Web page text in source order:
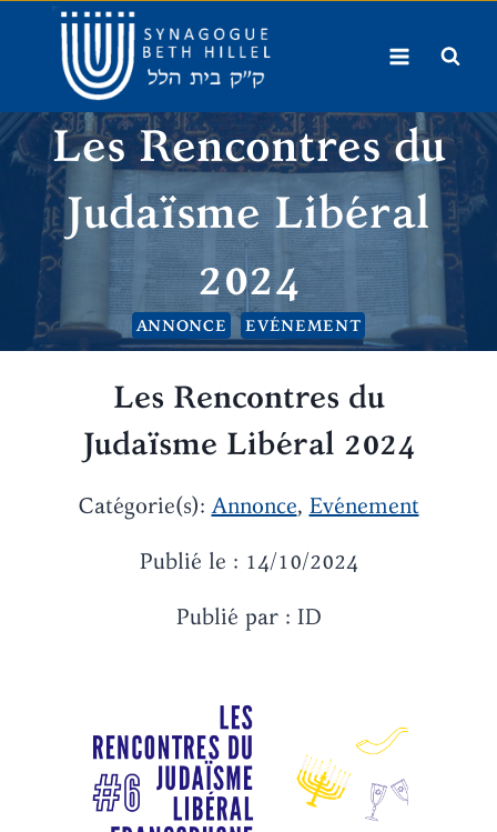
contenu
Les Rencontres du
Judaïsme Libéral
2024
ANNONCE EVÉNEMENT
Les Rencontres du
Judaïsme Libéral 2024
Catégorie(s):Annonce, Evénement
Publié le : 14/10/2024
Publié par : ID